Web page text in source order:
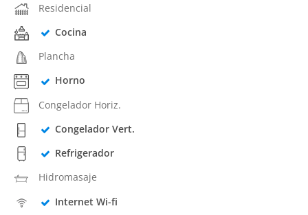
Residencial
Cocina
Plancha
Horno
Congelador Horiz.
Congelador Vert.
Refrigerador
Hidromasaje
Internet Wi-fi